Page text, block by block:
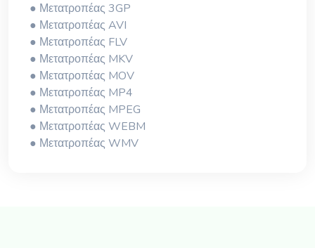
● Μετατροπέας 3GP
● Μετατροπέας AVI
● Μετατροπέας FLV
● Μετατροπέας MKV
● Μετατροπέας MOV
● Μετατροπέας MP4
● Μετατροπέας MPEG
● Μετατροπέας WEBM
● Μετατροπέας WMV